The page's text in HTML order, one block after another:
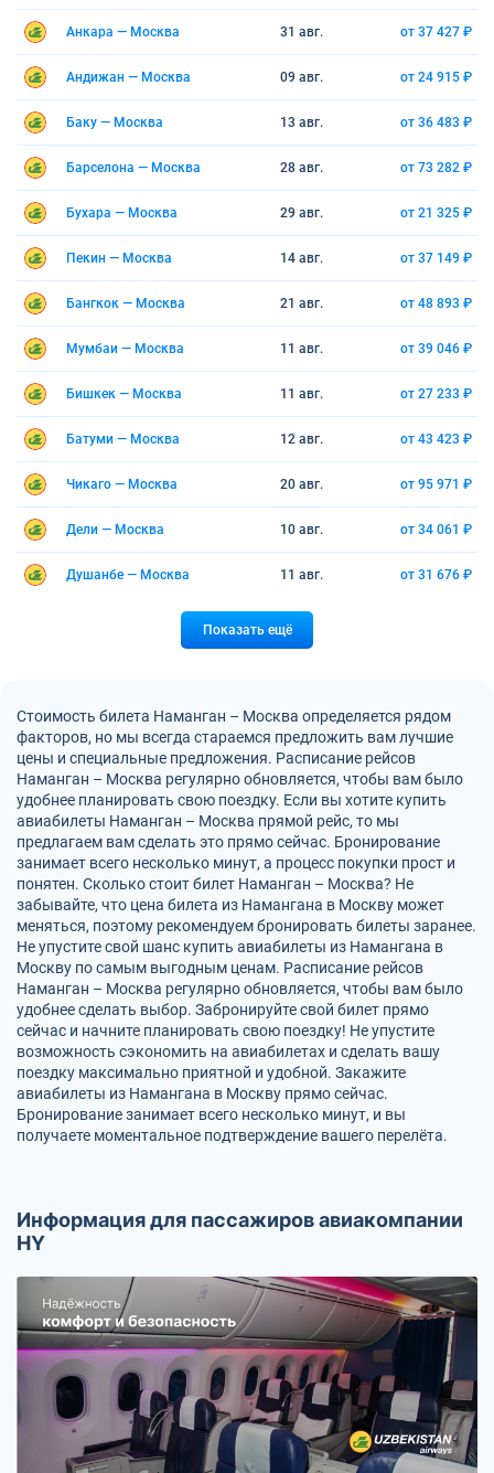
Анкара — Москва 31 авг. от 37 427 ₽
Андижан — Москва 09 авг. от 24 915 ₽
Баку — Москва 13 авг. от 36 483 ₽
Барселона — Москва 28 авг. от 73 282 ₽
Бухара — Москва 29 авг. от 21 325 ₽
Пекин — Москва 14 авг. от 37 149 ₽
Бангкок — Москва 21 авг. от 48 893 ₽
Мумбаи — Москва 11 авг. от 39 046 ₽
Бишкек — Москва 11 авг. от 27 233 ₽
Батуми — Москва 12 авг. от 43 423 ₽
Чикаго — Москва 20 авг. от 95 971 ₽
Дели — Москва 10 авг. от 34 061 ₽
Душанбе — Москва 11 авг. от 31 676 ₽
Показать ещё
Стоимость билета Наманган – Москва определяется рядом
факторов, но мы всегда стараемся предложить вам лучшие
цены и специальные предложения. Расписание рейсов
Наманган – Москва регулярно обновляется, чтобы вам было
удобнее планировать свою поездку. Если вы хотите купить
авиабилеты Наманган – Москва прямой рейс, то мы
предлагаем вам сделать это прямо сейчас. Бронирование
занимает всего несколько минут, а процесс покупки прост и
понятен. Сколько стоит билет Наманган – Москва? Не
забывайте, что цена билета из Намангана в Москву может
меняться, поэтому рекомендуем бронировать билеты заранее.
Не упустите свой шанс купить авиабилеты из Намангана в
Москву по самым выгодным ценам. Расписание рейсов
Наманган – Москва регулярно обновляется, чтобы вам было
удобнее сделать выбор. Забронируйте свой билет прямо
сейчас и начните планировать свою поездку! Не упустите
возможность сэкономить на авиабилетах и сделать вашу
поездку максимально приятной и удобной. Закажите
авиабилеты из Намангана в Москву прямо сейчас.
Бронирование занимает всего несколько минут, и вы
получаете моментальное подтверждение вашего перелёта.
Информация для пассажиров авиакомпании
HY